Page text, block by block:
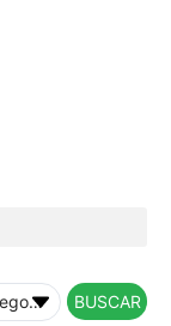
BUSCAR